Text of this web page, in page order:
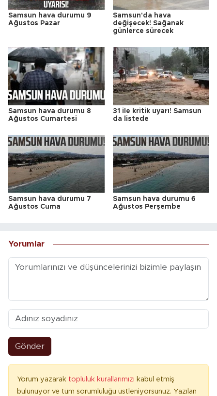
Samsun hava durumu 9
Ağustos Pazar
Samsun'da hava
değişecek! Sağanak
günlerce sürecek
Samsun hava durumu 8
Ağustos Cumartesi
31 ile kritik uyarı! Samsun
da listede
Samsun hava durumu 7
Ağustos Cuma
Samsun hava durumu 6
Ağustos Perşembe
Yorumlar
Gönder
Yorum yazarak topluluk kurallarımızı kabul etmiş
bulunuyor ve tüm sorumluluğu üstleniyorsunuz. Yazılan